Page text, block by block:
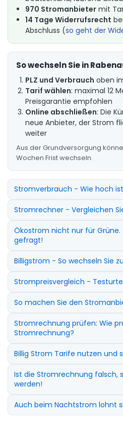
970 Stromanbieter mit
14 Tage Widerrufsrecht
Abschluss (so geht der
So wechseln Sie in
PLZ und Verbrauch oben
Tarif wählen: maximal 12
Preisgarantie empfohlen
Online abschließen: Die
neue Anbieter, der Strom
weiter
Aus der Grundversorgung
Wochen Frist wechseln.
Stromverbrauch - Wie hoch
Stromrechner - Vergleichen
Ökostrom nicht nur für
gefragt!
Billigstrom - So wechseln Sie
Strompreisvergleich -
So machen Sie den
Stromrechnung prüfen: Wie
Stromrechnung?
Billig Strom Tarife nutzen und
Ist die Stromrechnung falsch,
werden!
Auch beim Nachtstrom lohnt